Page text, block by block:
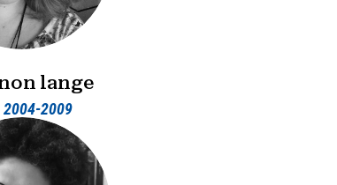
lange
2004-2009